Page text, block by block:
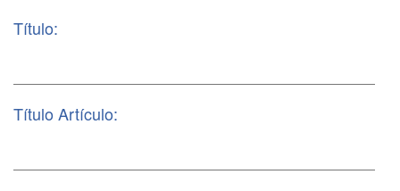
Título:
Título Artículo: